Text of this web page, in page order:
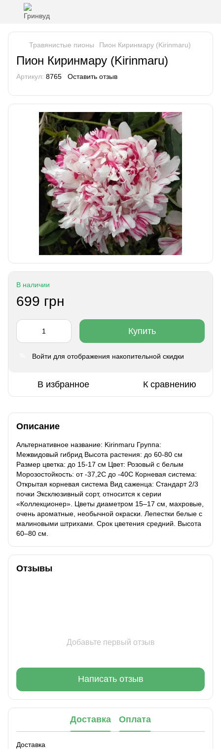
Травянистые пионы Пион Киринмару (Kirinmaru)
Пион Киринмару (Kirinmaru)
Артикул: 8765 Оставить отзыв
В наличии
699 грн
Купить
Войти для отображения накопительной скидки
В избранное К сравнению
Описание
Альтернативное название: Kirinmaru Группа:
Межвидовый гибрид Высота растения: до 60-80 см
Размер цветка: до 15-17 см Цвет: Розовый с белым
Морозостойкость: от -37,2С до -40С Корневая система:
Открытая корневая система Вид саженца: Стандарт 2/3
почки Эксклюзивный сорт, относится к серии
«Коллекционер». Цветы диаметром 15–17 см, махровые,
очень ароматные, необычной окраски. Лепестки белые с
малиновыми штрихами. Срок цветения средний. Высота
60–80 см.
Отзывы
Добавьте первый отзыв
Написать отзыв
Доставка Оплата
Доставка